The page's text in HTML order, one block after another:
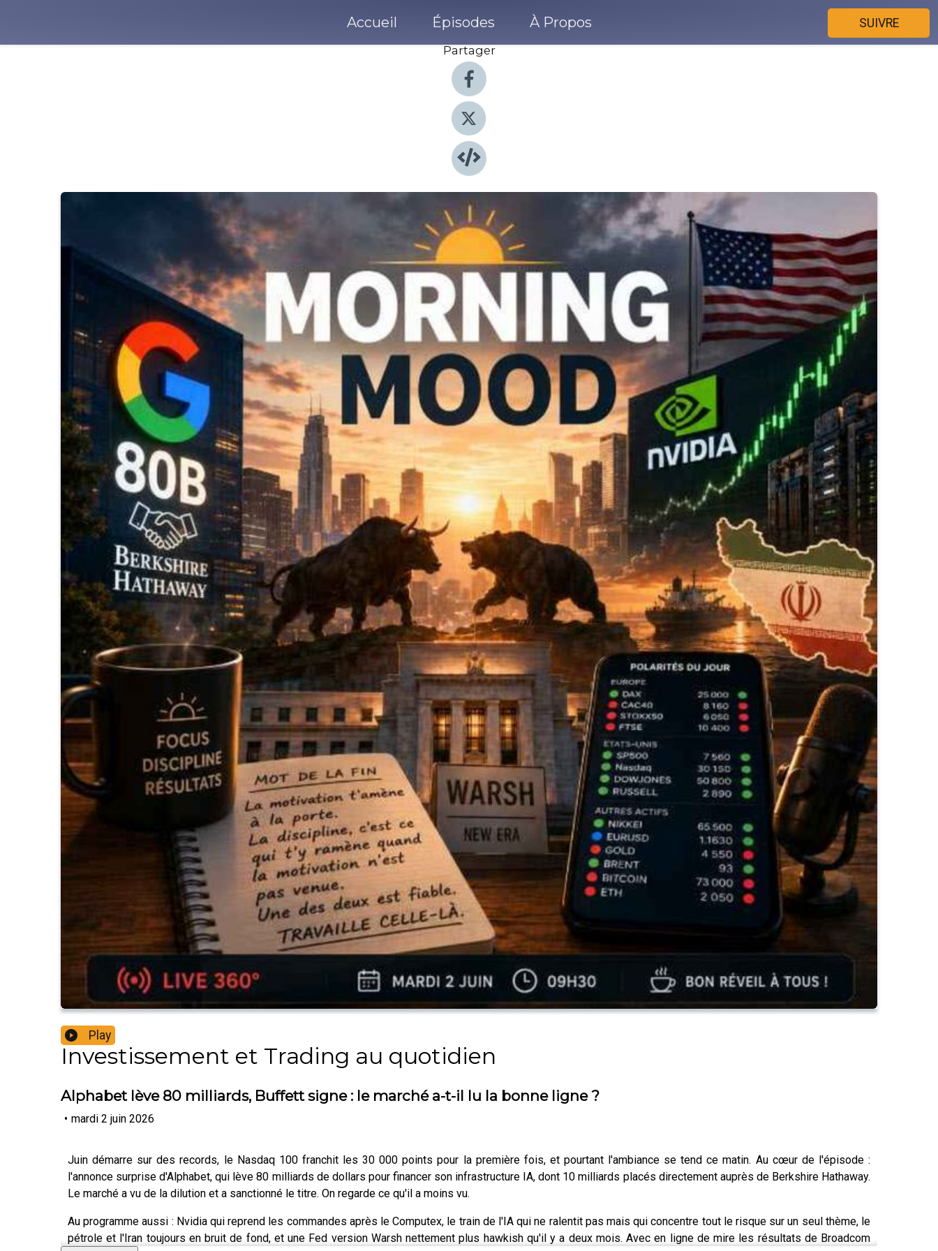
Accueil Épisodes À Propos
SUIVRE
Partager
Play
Investissement et Trading au quotidien
Alphabet lève 80 milliards, Buffett signe : le marché a-t-il lu la bonne ligne ?
• mardi 2 juin 2026
Juin démarre sur des records, le Nasdaq 100 franchit les 30 000 points pour la première fois, et pourtant l'ambiance se tend ce matin. Au cœur de l'épisode :
l'annonce surprise d'Alphabet, qui lève 80 milliards de dollars pour financer son infrastructure IA, dont 10 milliards placés directement auprès de Berkshire Hathaway.
Le marché a vu de la dilution et a sanctionné le titre. On regarde ce qu'il a moins vu.
Au programme aussi : Nvidia qui reprend les commandes après le Computex, le train de l'IA qui ne ralentit pas mais qui concentre tout le risque sur un seul thème, le
pétrole et l'Iran toujours en bruit de fond, et une Fed version Warsh nettement plus hawkish qu'il y a deux mois. Avec en ligne de mire les résultats de Broadcom